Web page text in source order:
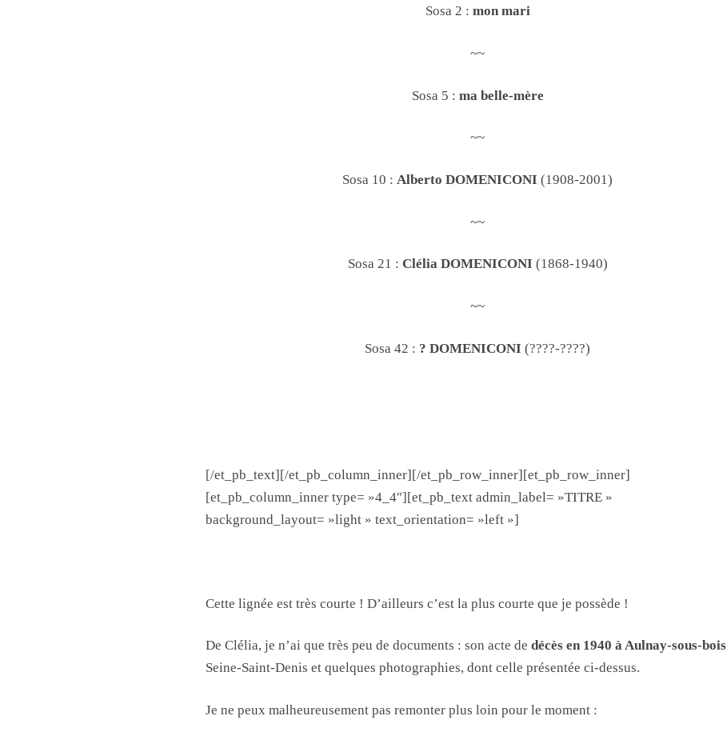
Sosa 2 : mon mari
~~
Sosa 5 : ma belle-mère
~~
Sosa 10 : Alberto DOMENICONI (1908-2001)
~~
Sosa 21 : Clélia DOMENICONI (1868-1940)
~~
Sosa 42 : ? DOMENICONI (????-????)
[/et_pb_text][/et_pb_column_inner][/et_pb_row_inner][et_pb_row_inner]
[et_pb_column_inner type= »4_4″][et_pb_text admin_label= »TITRE »
background_layout= »light » text_orientation= »left »]
Cette lignée est très courte ! D’ailleurs c’est la plus courte que je possède !
De Clélia, je n’ai que très peu de documents : son acte de décès en 1940 à Aulnay-sous-bois
Seine-Saint-Denis et quelques photographies, dont celle présentée ci-dessus.
Je ne peux malheureusement pas remonter plus loin pour le moment :